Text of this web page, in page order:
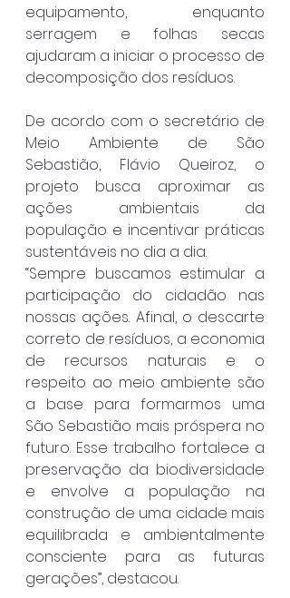
equipamento, enquanto
serragem e folhas secas
ajudaram a iniciar o processo de
decomposição dos resíduos.
De acordo com o secretário de
Meio Ambiente de São
Sebastião, Flávio Queiroz, o
projeto busca aproximar as
ações ambientais da
população e incentivar práticas
sustentáveis no dia a dia.
“Sempre buscamos estimular a
participação do cidadão nas
nossas ações. Afinal, o descarte
correto de resíduos, a economia
de recursos naturais e o
respeito ao meio ambiente são
a base para formarmos uma
São Sebastião mais próspera no
futuro. Esse trabalho fortalece a
preservação da biodiversidade
e envolve a população na
construção de uma cidade mais
equilibrada e ambientalmente
consciente para as futuras
gerações”, destacou.